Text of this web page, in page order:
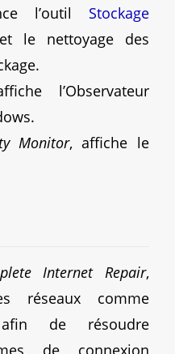
l’outil Stockage
le nettoyage des
l’Observateur
Monitor, affiche le
Internet Repair,
réseaux comme
de résoudre